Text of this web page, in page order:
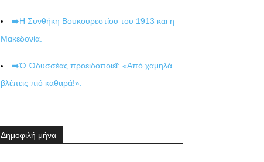
➡️Η Συνθήκη Βουκουρεστίου του 1913 και η
Μακεδονία.
➡️Ὁ Ὀδυσσέας προειδοποιεῖ: «Ἀπό χαμηλά
βλέπεις πιό καθαρά!».
Δημοφιλή μήνα